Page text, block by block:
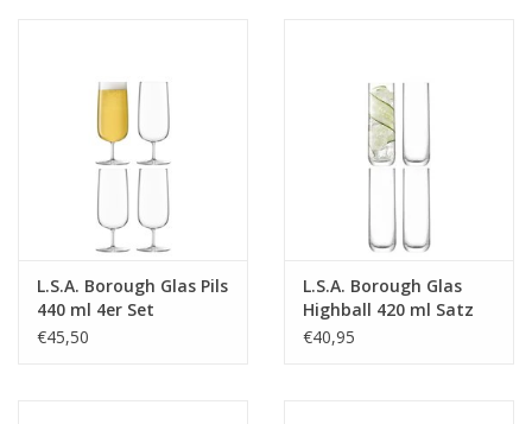
DiameterMM:
LängeMM: 232
L.S.A. Borough Glas Pils
440 ml 4er Set
€45,50
L.S.A. Borough Glas
Highball 420 ml Satz
von 4 Stücken
€40,95